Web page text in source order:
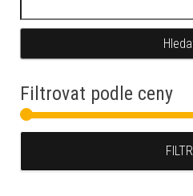
Filtrovat podle ceny
FILTR